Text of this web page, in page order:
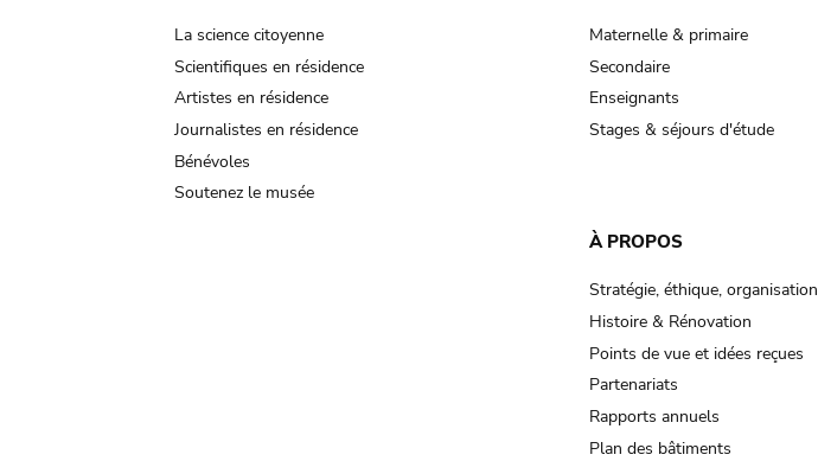
La science citoyenne
Scientifiques en résidence
Artistes en résidence
Journalistes en résidence
Bénévoles
Soutenez le musée
Maternelle & primaire
Secondaire
Enseignants
Stages & séjours d'étude
À PROPOS
Stratégie, éthique, organisation
Histoire & Rénovation
Points de vue et idées reçues
Partenariats
Rapports annuels
Plan des bâtiments